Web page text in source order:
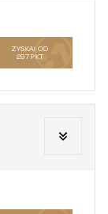
ZYSKAJ OD
297PKT